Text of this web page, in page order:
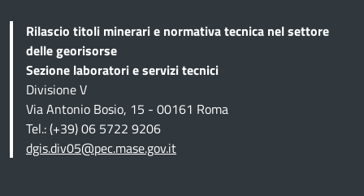
Rilascio titoli minerari e normativa tecnica nel settore
delle georisorse
Sezione laboratori e servizi tecnici
Divisione V
Via Antonio Bosio, 15 - 00161 Roma
Tel.: (+39) 06 5722 9206
dgis.div05@pec.mase.gov.it